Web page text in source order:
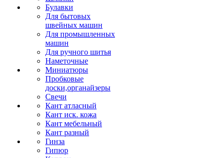
Булавки
Для бытовых
швейных машин
Для промышленных
машин
Для ручного шитья
Наметочные
Миниатюры
Пробковые
доски,органайзеры
Свечи
Кант атласный
Кант иск. кожа
Кант мебельный
Кант разный
Гинза
Гипюр